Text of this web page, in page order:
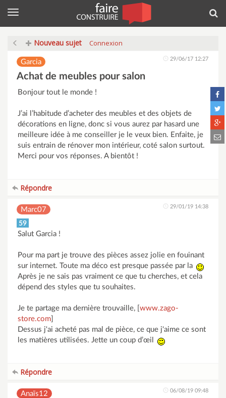
Menu
Nouveau sujet Connexion
Garcia 29/06/17 12:27
Achat de meubles pour salon
Bonjour tout le monde !
J’ai l’habitude d’acheter des meubles et des objets de
décorations en ligne, donc si vous aurez par hasard une
meilleure idée à me conseiller je le veux bien. Enfaite, je
suis entrain de rénover mon intérieur, coté salon surtout.
Merci pour vos réponses. A bientôt !
Répondre
Marc07 29/01/19 14:38
59
Salut Garcia !
Pour ma part je trouve des pièces assez jolie en fouinant
sur internet. Toute ma déco est presque passée par la
Après je ne sais pas vraiment ce que tu cherches, et cela
dépend des styles que tu souhaites.
Je te partage ma dernière trouvaille, [ www.zago-
store.com
Dessus j'ai acheté pas mal de pièce, ce que j'aime ce sont
les matières utilisées. Jette un coup d’œil
Répondre
Anaïs12 06/08/19 09:48